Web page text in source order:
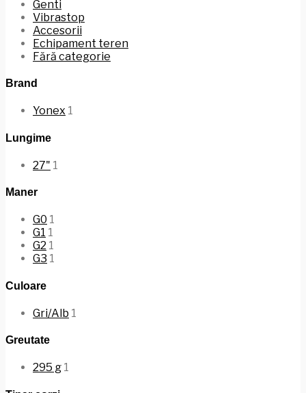
Genti
Vibrastop
Accesorii
Echipament teren
Fără categorie
Brand
Yonex 1
Lungime
27" 1
Maner
G0 1
G1 1
G2 1
G3 1
Culoare
Gri/Alb 1
Greutate
295 g 1